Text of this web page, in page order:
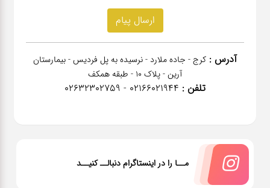
آدرس : کرج - جاده ملارد - نرسیده به پل فردیس - بیمارستان
آرین - پلاک 10 - طبقه همکف
تلفن : 02166021944 - 02632302759
مــا را در اینستاگرام دنبالــ کنیــد